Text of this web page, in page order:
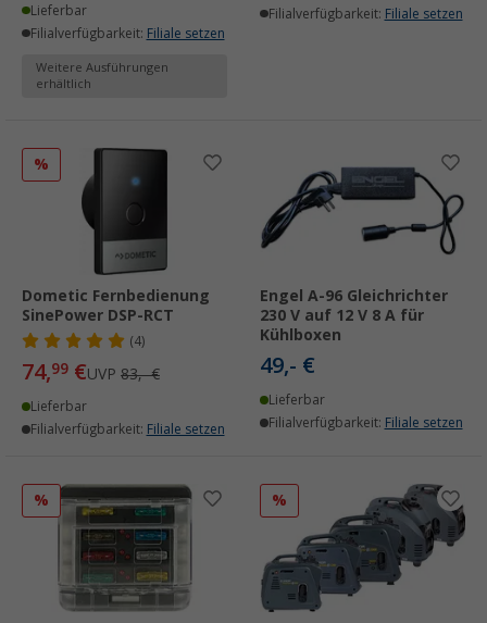
Lieferbar
Filialverfügbarkeit: Filiale setzen
Weitere Ausführungen
erhältlich
Filialverfügbarkeit: Filiale setzen
%
Dometic Fernbedienung
SinePower DSP-RCT
(4)
74,99 €UVP 83,- €
Lieferbar
Filialverfügbarkeit: Filiale setzen
Engel A-96 Gleichrichter
230 V auf 12 V 8 A für
Kühlboxen
49,- €
Lieferbar
Filialverfügbarkeit: Filiale setzen
% %